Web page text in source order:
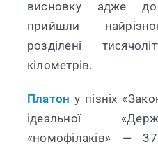
висновку адже
прийшли
розділені
кілометрів.
Платон у пізніх
ідеальної
«номофілаків» —